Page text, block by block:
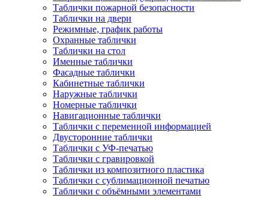
Таблички пожарной безопасности
Таблички на двери
Режимные, график работы
Охранные таблички
Таблички на стол
Именные таблички
Фасадные таблички
Кабинетные таблички
Наружные таблички
Номерные таблички
Навигационные таблички
Таблички с переменной информацией
Двусторонние таблички
Таблички с УФ-печатью
Таблички с гравировкой
Таблички из композитного пластика
Таблички с сублимационной печатью
Таблички с объёмными элементами